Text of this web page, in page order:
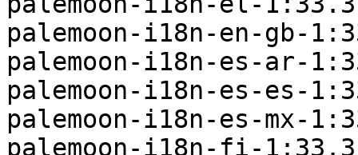
palemoon-i18n-en-gb-
palemoon-i18n-es-ar-
palemoon-i18n-es-es-
palemoon-i18n-es-mx-
palemoon-i18n-fi-